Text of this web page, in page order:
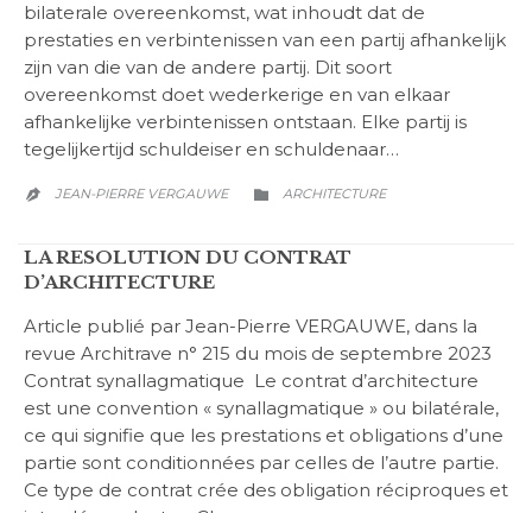
bilaterale overeenkomst, wat inhoudt dat de
prestaties en verbintenissen van een partij afhankelijk
zijn van die van de andere partij. Dit soort
overeenkomst doet wederkerige en van elkaar
afhankelijke verbintenissen ontstaan. Elke partij is
tegelijkertijd schuldeiser en schuldenaar…
 JEAN-PIERRE VERGAUWE  CATEGORY
ARCHITECTURE
LA RESOLUTION DU CONTRAT
D’ARCHITECTURE
Article publié par Jean-Pierre VERGAUWE, dans la
revue Architrave n° 215 du mois de septembre 2023
Contrat synallagmatique Le contrat d’architecture
est une convention « synallagmatique » ou bilatérale,
ce qui signifie que les prestations et obligations d’une
partie sont conditionnées par celles de l’autre partie.
Ce type de contrat crée des obligation réciproques et